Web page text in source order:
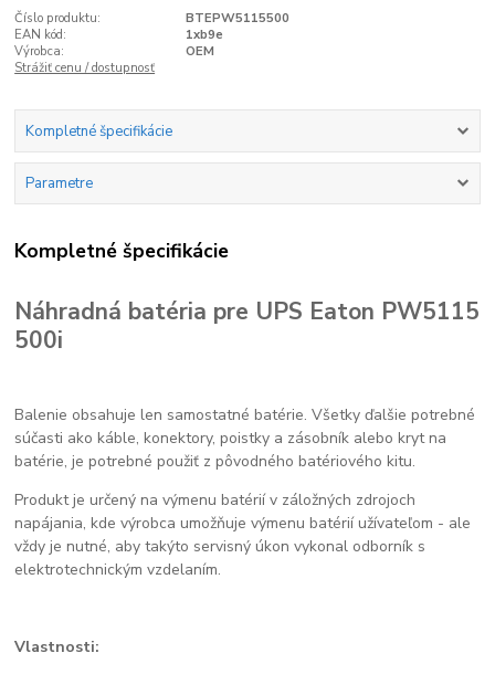
Číslo produktu:
BTEPW5115500
EAN kód:
1xb9e
Výrobca:
OEM
Strážiť cenu / dostupnosť
Kompletné špecifikácie
Parametre
Kompletné špecifikácie
Náhradná batéria pre UPS Eaton PW5115
500i
Balenie obsahuje len samostatné batérie. Všetky ďalšie potrebné
súčasti ako káble, konektory, poistky a zásobník alebo kryt na
batérie, je potrebné použiť z pôvodného batériového kitu.
Produkt je určený na výmenu batérií v záložných zdrojoch
napájania, kde výrobca umožňuje výmenu batérií užívateľom - ale
vždy je nutné, aby takýto servisný úkon vykonal odborník s
elektrotechnickým vzdelaním.
Vlastnosti: